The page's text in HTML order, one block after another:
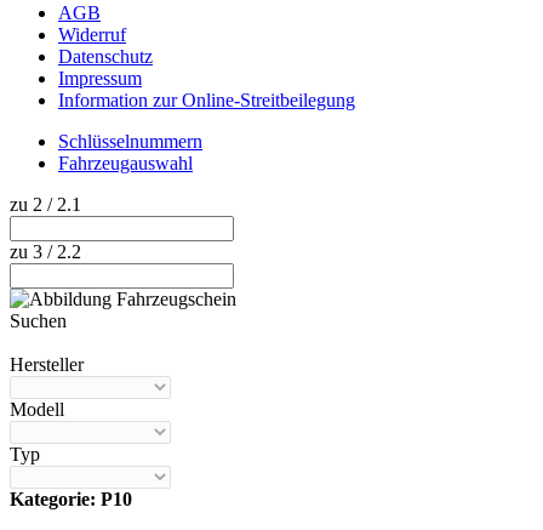
AGB
Widerruf
Datenschutz
Impressum
Information zur Online-Streitbeilegung
Schlüsselnummern
Fahrzeugauswahl
zu 2 / 2.1
zu 3 / 2.2
Suchen
Hersteller
Modell
Typ
Kategorie: P10